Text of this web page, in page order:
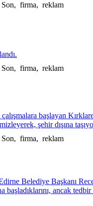
firma, reklam
firma, reklam
başlayan
şehir dışına
firma, reklam
Belediye Başkanı
başladıklarını, ancak